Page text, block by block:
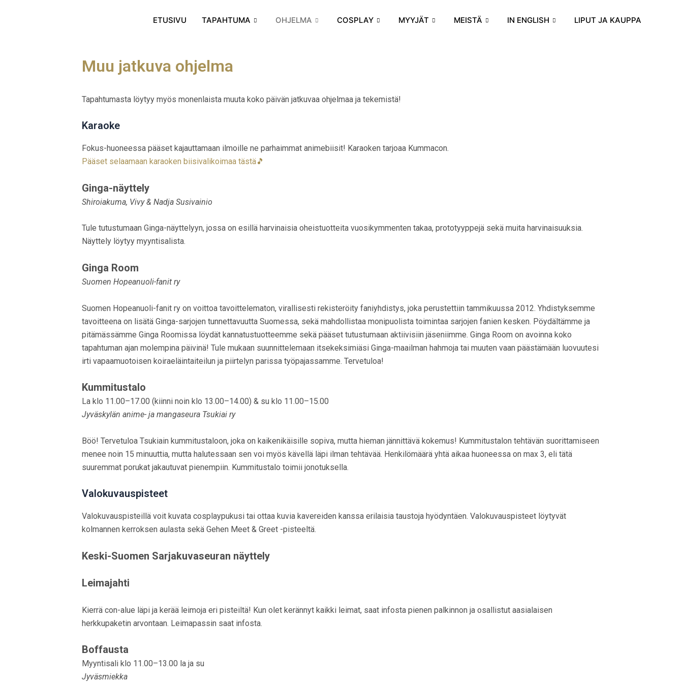
ETUSIVU TAPAHTUMA OHJELMA COSPLAY MYYJÄT MEISTÄ IN ENGLISH LIPUT JA KAUPPA
Muu jatkuva ohjelma
Tapahtumasta löytyy myös monenlaista muuta koko päivän jatkuvaa ohjelmaa ja tekemistä!
Karaoke
Fokus-huoneessa pääset kajauttamaan ilmoille ne parhaimmat animebiisit! Karaoken tarjoaa Kummacon.
Pääset selaamaan karaoken biisivalikoimaa tästä🎵
Ginga-näyttely
Shiroiakuma, Vivy & Nadja Susivainio
Tule tutustumaan Ginga-näyttelyyn, jossa on esillä harvinaisia oheistuotteita vuosikymmenten takaa, prototyyppejä sekä muita harvinaisuuksia.
Näyttely löytyy myyntisalista.
Ginga Room
Suomen Hopeanuoli-fanit ry
Suomen Hopeanuoli-fanit ry on voittoa tavoittelematon, virallisesti rekisteröity faniyhdistys, joka perustettiin tammikuussa 2012. Yhdistyksemme
tavoitteena on lisätä Ginga-sarjojen tunnettavuutta Suomessa, sekä mahdollistaa monipuolista toimintaa sarjojen fanien kesken. Pöydältämme ja
pitämässämme Ginga Roomissa löydät kannatustuotteemme sekä pääset tutustumaan aktiivisiin jäseniimme. Ginga Room on avoinna koko
tapahtuman ajan molempina päivinä! Tule mukaan suunnittelemaan itsekeksimiäsi Ginga-maailman hahmoja tai muuten vaan päästämään luovuutesi
irti vapaamuotoisen koiraeläintaiteilun ja piirtelyn parissa työpajassamme. Tervetuloa!
Kummitustalo
La klo 11.00–17.00 (kiinni noin klo 13.00–14.00) & su klo 11.00–15.00
Jyväskylän anime- ja mangaseura Tsukiai ry
Böö! Tervetuloa Tsukiain kummitustaloon, joka on kaikenikäisille sopiva, mutta hieman jännittävä kokemus! Kummitustalon tehtävän suorittamiseen
menee noin 15 minuuttia, mutta halutessaan sen voi myös kävellä läpi ilman tehtävää. Henkilömäärä yhtä aikaa huoneessa on max 3, eli tätä
suuremmat porukat jakautuvat pienempiin. Kummitustalo toimii jonotuksella.
Valokuvauspisteet
Valokuvauspisteillä voit kuvata cosplaypukusi tai ottaa kuvia kavereiden kanssa erilaisia taustoja hyödyntäen. Valokuvauspisteet löytyvät
kolmannen kerroksen aulasta sekä Gehen Meet & Greet -pisteeltä.
Keski-Suomen Sarjakuvaseuran näyttely
Leimajahti
Kierrä con-alue läpi ja kerää leimoja eri pisteiltä! Kun olet kerännyt kaikki leimat, saat infosta pienen palkinnon ja osallistut aasialaisen
herkkupaketin arvontaan. Leimapassin saat infosta.
Boffausta
Myyntisali klo 11.00–13.00 la ja su
Jyväsmiekka